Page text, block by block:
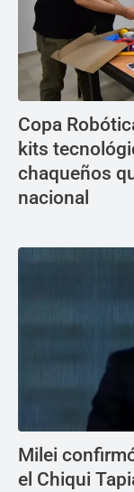
Copa
kits
chaqueños
nacional
Milei
el Chiqui